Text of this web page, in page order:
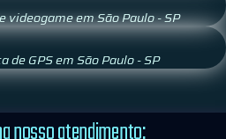
em São Paulo - SP
de GPS em São Paulo - SP